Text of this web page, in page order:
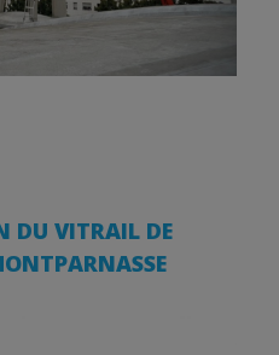
DU VITRAIL DE